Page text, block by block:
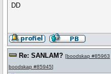
DD
Re: SANLAM? [boodskap #85963
boodskap #85945]